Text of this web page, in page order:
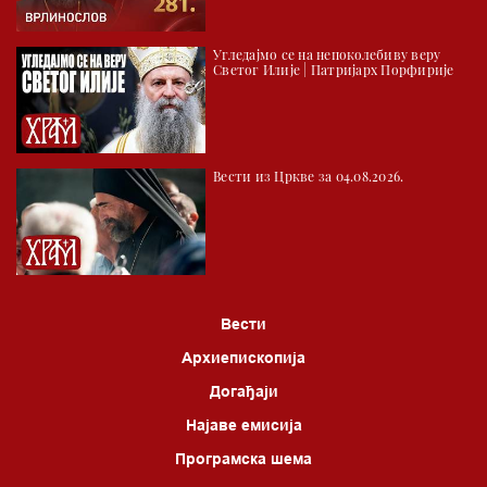
05.30 Храм културе
06.00 Црквена предавања и трибине
*најважније вести емитујемо на сваки пун сат
Угледајмо се на непоколебиву веру
Светог Илије | Патријарх Порфирије
Вести из Цркве за 04.08.2026.
Вести
Архиепископија
Догађаји
Најаве емисија
Програмска шема